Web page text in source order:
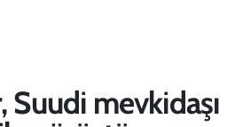
Suudi mevkidaşı